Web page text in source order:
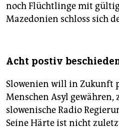
noch Flüchtlinge mit
Mazedonien schloss sich
Acht postiv
Slowenien will in Zukunft
Menschen Asyl
slowenische Radio
Seine Härte ist nicht